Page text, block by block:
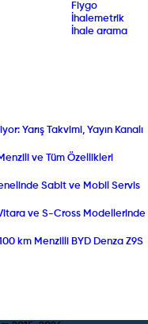
Fiygo
İhalemetrik
İhale arama
Yarış Takvimi, Yayın Kanalı
ve Tüm Özellikleri
Sabit ve Mobil Servis
ve S-Cross Modellerinde
km Menzilli BYD Denza Z9S